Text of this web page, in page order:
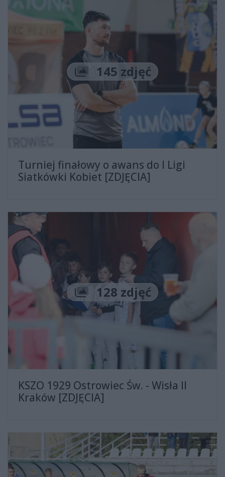
Liczba zdjęć
145 zdjęć
Turniej finałowy o awans do I Ligi
Siatkówki Kobiet [ZDJĘCIA]
Liczba zdjęć
128 zdjęć
KSZO 1929 Ostrowiec Św. - Wisła II
Kraków [ZDJĘCIA]